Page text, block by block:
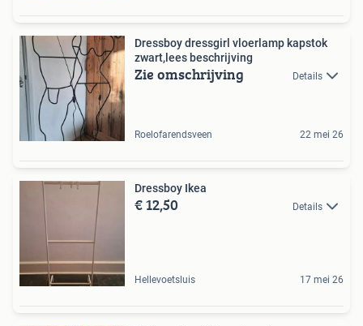
Dressboy dressgirl vloerlamp kapstok
zwart,lees beschrijving
Zie omschrijving Details
Roelofarendsveen 22 mei 26
Dressboy Ikea
€ 12,50 Details
Hellevoetsluis 17 mei 26